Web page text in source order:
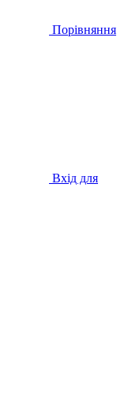
Порівняння
Вхід для